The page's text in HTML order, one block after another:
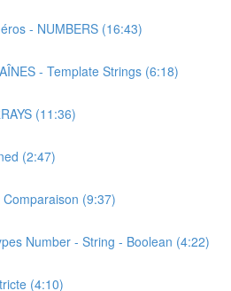
- NUMBERS (16:43)
- Template Strings (6:18)
(11:36)
(2:47)
(9:37)
Number - String - Boolean (4:22)
(4:10)